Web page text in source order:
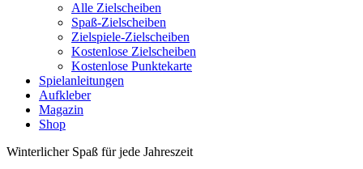
Alle Zielscheiben
Spaß-Zielscheiben
Zielspiele-Zielscheiben
Kostenlose Zielscheiben
Kostenlose Punktekarte
Spielanleitungen
Aufkleber
Magazin
Shop
Winterlicher Spaß für jede Jahreszeit